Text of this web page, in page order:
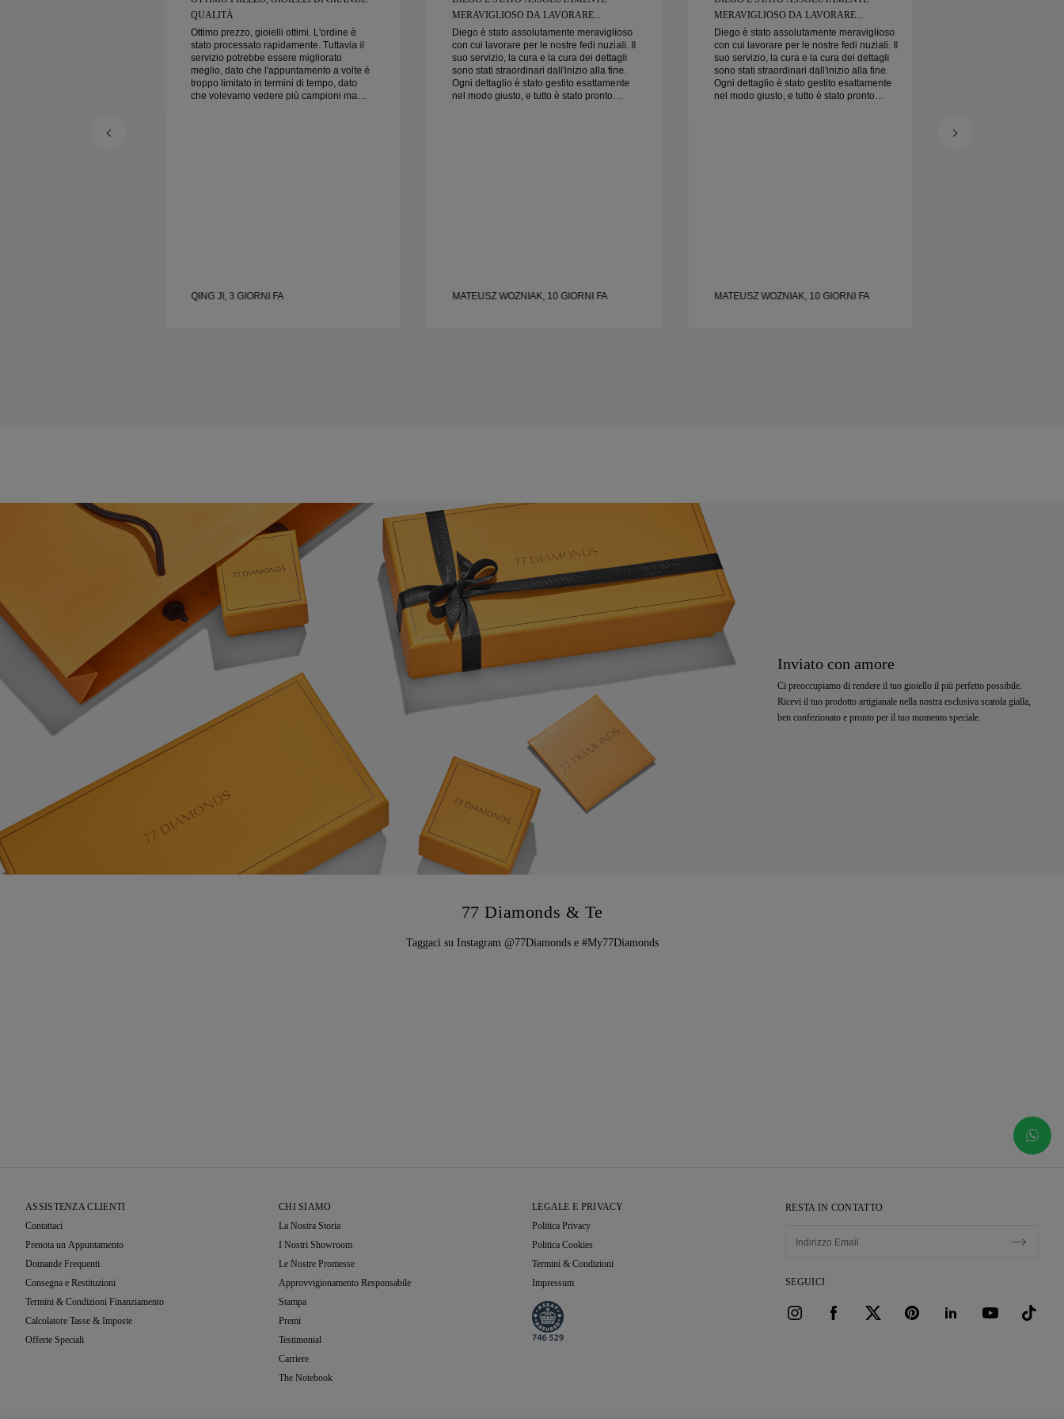
QUALITÀ
Ottimo prezzo, gioielli ottimi. L'ordine è
stato processato rapidamente. Tuttavia il
servizio potrebbe essere migliorato
meglio, dato che l'appuntamento a volte è
troppo limitato in termini di tempo, dato
che volevamo vedere più campioni ma
QING JI, 3 GIORNI FA
MERAVIGLIOSO DA LAVORARE...
Diego è stato assolutamente meraviglioso
con cui lavorare per le nostre fedi nuziali. Il
suo servizio, la cura e la cura dei dettagli
sono stati straordinari dall'inizio alla fine.
Ogni dettaglio è stato gestito esattamente
nel modo giusto, e tutto è stato pronto
MATEUSZ WOZNIAK, 10 GIORNI FA
MERAVIGLIOSO DA LAVORARE...
Diego è stato assolutamente meraviglioso
con cui lavorare per le nostre fedi nuziali. Il
suo servizio, la cura e la cura dei dettagli
sono stati straordinari dall'inizio alla fine.
Ogni dettaglio è stato gestito esattamente
nel modo giusto, e tutto è stato pronto
MATEUSZ WOZNIAK, 10 GIORNI FA
Inviato con amore
Ci preoccupiamo di rendere il tuo gioiello il più perfetto possibile.
Ricevi il tuo prodotto artigianale nella nostra esclusiva scatola gialla,
ben confezionato e pronto per il tuo momento speciale.
77 Diamonds & Te
Taggaci su Instagram @77Diamonds e #My77Diamonds
RESTA IN CONTATTO
SEGUICI
ASSISTENZA CLIENTI
Contattaci
Prenota un Appuntamento
Domande Frequenti
Consegna e Restituzioni
Termini & Condizioni Finanziamento
Calcolatore Tasse & Imposte
Offerte Speciali
CHI SIAMO
La Nostra Storia
I Nostri Showroom
Le Nostre Promesse
Approvvigionamento Responsabile
Stampa
Premi
Testimonial
Carriere
The Notebook
LEGALE E PRIVACY
Politica Privacy
Politica Cookies
Termini & Condizioni
Impressum